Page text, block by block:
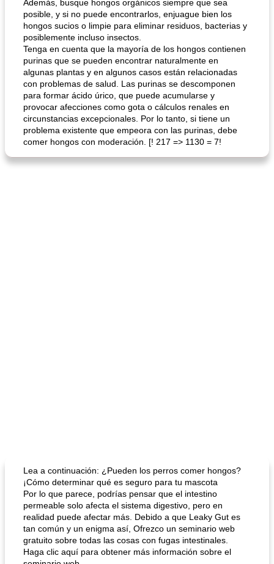
Además, busque hongos orgánicos siempre que sea
posible, y si no puede encontrarlos, enjuague bien los
hongos sucios o limpie para eliminar residuos, bacterias y
posiblemente incluso insectos.
Tenga en cuenta que la mayoría de los hongos contienen
purinas que se pueden encontrar naturalmente en
algunas plantas y en algunos casos están relacionadas
con problemas de salud. Las purinas se descomponen
para formar ácido úrico, que puede acumularse y
provocar afecciones como gota o cálculos renales en
circunstancias excepcionales. Por lo tanto, si tiene un
problema existente que empeora con las purinas, debe
comer hongos con moderación. [! 217 => 1130 = 7!
Lea a continuación: ¿Pueden los perros comer hongos?
¡Cómo determinar qué es seguro para tu mascota
Por lo que parece, podrías pensar que el intestino
permeable solo afecta el sistema digestivo, pero en
realidad puede afectar más. Debido a que Leaky Gut es
tan común y un enigma así, Ofrezco un seminario web
gratuito sobre todas las cosas con fugas intestinales.
Haga clic aquí para obtener más información sobre el